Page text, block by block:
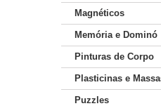
Magnéticos
Memória e Dominó
Pinturas de Corpo
Plasticinas e
Puzzles